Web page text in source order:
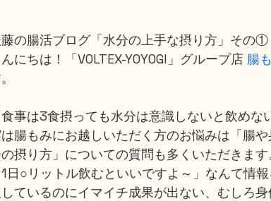
の腸活ブログ「水分の上手な摂り方」その①
にちは！「VOLTEX-YOYOGI」グループ店 腸
食事は3食摂っても水分は意識しないと飲めな
腸もみにお越しいただく方のお悩みは「腸
摂り方」についての質問も多くいただきます
1日○リットル飲むといいですよ～」なんて情
ているのにイマイチ成果が出ない、むしろ